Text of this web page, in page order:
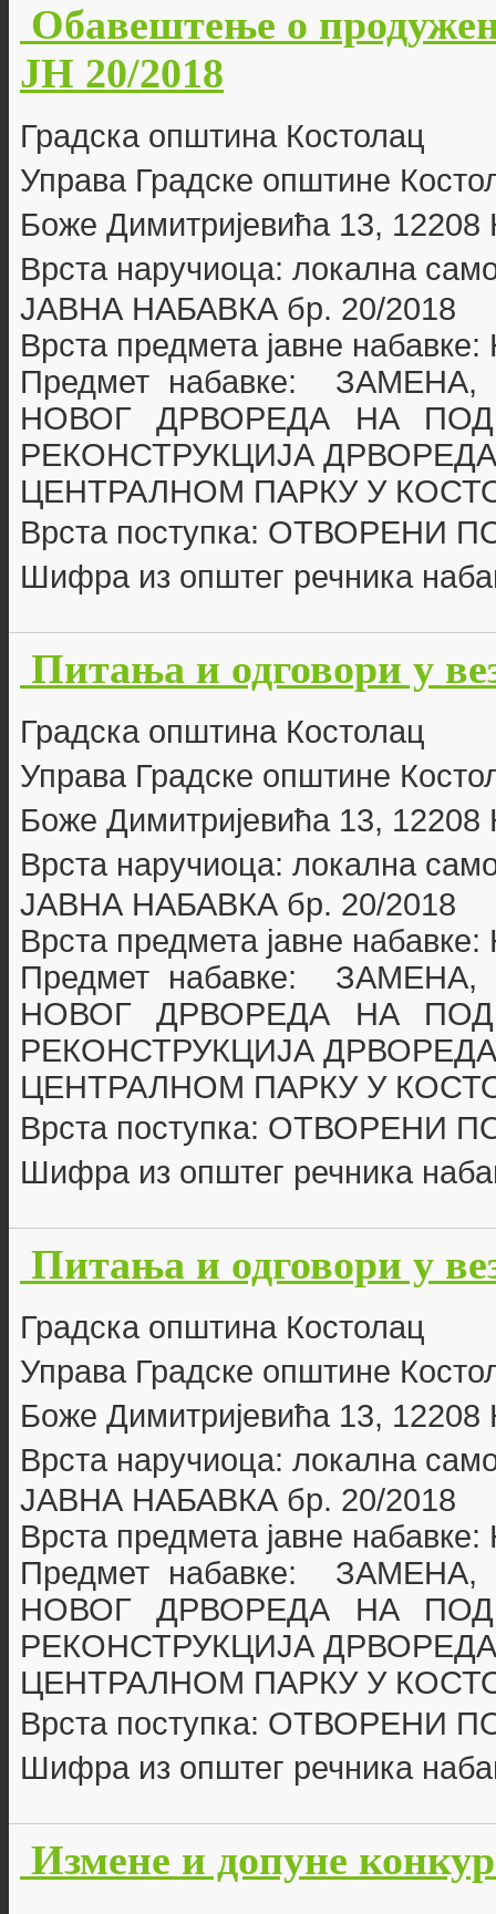
Обавештење о
ЈН 20/2018
Градска општина Костолац
Управа Градске општине
Боже Димитријевића 13, 12208
Врста наручиоца: локална
ЈАВНА НАБАВКА бр. 20/2018
Врста предмета јавне
Предмет набавке: ЗАМЕНА,
НОВОГ ДРВОРЕДА НА
РЕКОНСТРУКЦИЈА
ЦЕНТРАЛНОМ ПАРКУ У
Врста поступка: ОТВОРЕНИ
Шифра из општег речника
Питања и одговори у
Градска општина Костолац
Управа Градске општине
Боже Димитријевића 13, 12208
Врста наручиоца: локална
ЈАВНА НАБАВКА бр. 20/2018
Врста предмета јавне
Предмет набавке: ЗАМЕНА,
НОВОГ ДРВОРЕДА НА
РЕКОНСТРУКЦИЈА
ЦЕНТРАЛНОМ ПАРКУ У
Врста поступка: ОТВОРЕНИ
Шифра из општег речника
Питања и одговори у
Градска општина Костолац
Управа Градске општине
Боже Димитријевића 13, 12208
Врста наручиоца: локална
ЈАВНА НАБАВКА бр. 20/2018
Врста предмета јавне
Предмет набавке: ЗАМЕНА,
НОВОГ ДРВОРЕДА НА
РЕКОНСТРУКЦИЈА
ЦЕНТРАЛНОМ ПАРКУ У
Врста поступка: ОТВОРЕНИ
Шифра из општег речника
Измене и допуне